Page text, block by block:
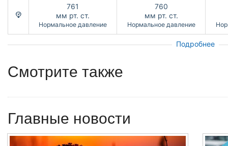
761
мм рт. ст.
Нормальное давление
760
мм рт. ст.
Нормальное давление
Подробнее
Смотрите также
Главные новости